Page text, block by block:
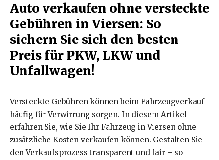
Auto verkaufen ohne versteckte
Gebühren in Viersen: So
sichern Sie sich den besten
Preis für PKW, LKW und
Unfallwagen!
Versteckte Gebühren können beim Fahrzeugverkauf
häufig für Verwirrung sorgen. In diesem Artikel
erfahren Sie, wie Sie Ihr Fahrzeug in Viersen ohne
zusätzliche Kosten verkaufen können. Gestalten Sie
den Verkaufsprozess transparent und fair – so